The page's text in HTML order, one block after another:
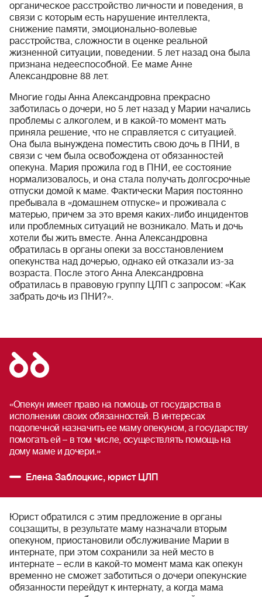
органическое расстройство личности и поведения, в
связи с которым есть нарушение интеллекта,
снижение памяти, эмоционально-волевые
расстройства, сложности в оценке реальной
жизненной ситуации, поведении. 5 лет назад она была
признана недееспособной. Ее маме Анне
Александровне 88 лет.
Многие годы Анна Александровна прекрасно
заботилась о дочери, но 5 лет назад у Марии начались
проблемы с алкоголем, и в какой-то момент мать
приняла решение, что не справляется с ситуацией.
Она была вынуждена поместить свою дочь в ПНИ, в
связи с чем была освобождена от обязанностей
опекуна. Мария прожила год в ПНИ, ее состояние
нормализовалось, и она стала получать долгосрочные
отпуски домой к маме. Фактически Мария постоянно
пребывала в «домашнем отпуске» и проживала с
матерью, причем за это время каких-либо инцидентов
или проблемных ситуаций не возникало. Мать и дочь
хотели бы жить вместе. Анна Александровна
обратилась в органы опеки за восстановлением
опекунства над дочерью, однако ей отказали из-за
возраста. После этого Анна Александровна
обратилась в правовую группу ЦЛП с запросом: «Как
забрать дочь из ПНИ?».
«Опекун имеет право на помощь от государства в
исполнении своих обязанностей. В интересах
подопечной назначить ее маму опекуном, а государству
помогать ей – в том числе, осуществлять помощь на
дому маме и дочери.»
Елена Заблоцкис, юрист ЦЛП
Юрист обратился с этим предложение в органы
соцзащиты, в результате маму назначали вторым
опекуном, приостановили обслуживание Марии в
интернате, при этом сохранили за ней место в
интернате – если в какой-то момент мама как опекун
временно не сможет заботиться о дочери опекунские
обязанности перейдут к интернату, а когда мама